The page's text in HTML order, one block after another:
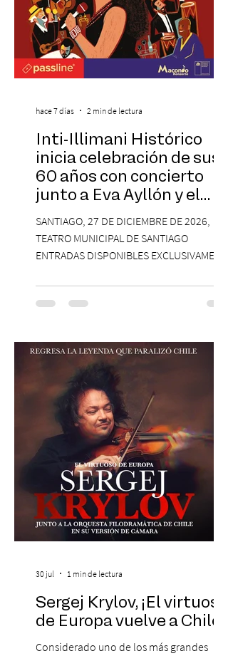
Inti-Illimani Histórico
inicia celebración de sus
60 años con concierto
junto a Eva Ayllón y el
Cuarteto Austral en el
Teatro Municipal de
Santiago
SANTIAGO, 27 DE DICIEMBRE DE 2026,
TEATRO MUNICIPAL DE SANTIAGO
ENTRADAS DISPONIBLES EXCLUSIVAMENTE
agrupación ícono de la Nueva Canción
Chilena conmemorará su legado de 60
19:00 horas, en el Teatro Municipal de
Santiago. La celebración reunirá a la
máxima exponente de la música popular
peruana, Eva Ayllón, al Cuarteto Austral y
un repertorio que recorrerá seis décadas
de obras que transformaron l
hace 7 días 2 min de lectura
Sergej Krylov, ¡El virtuoso
de Europa vuelve a Chile!
Considerado uno de los más grandes
30 jul 1 min de lectura